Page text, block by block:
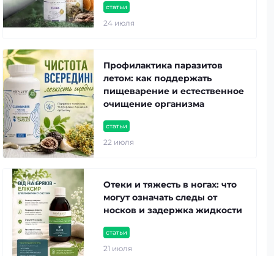
статьи
24 июля
статьи
22 июля
Профилактика паразитов
летом: как поддержать
пищеварение и естественное
очищение организма
статьи
21 июля
Отеки и тяжесть в ногах: что
могут означать следы от
носков и задержка жидкости